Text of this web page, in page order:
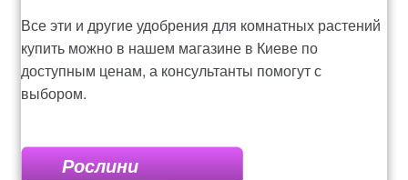
Все эти и другие удобрения для комнатных растений
купить можно в нашем магазине в Киеве по
доступным ценам, а консультанты помогут с
выбором.
Рослини